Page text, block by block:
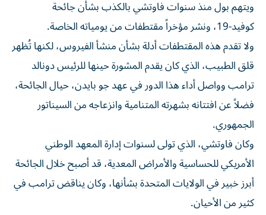
ويتهم بول منذ سنوات فاوتشي بالكذب بشأن جائحة
كوفيد-19، ونشر مؤخراً مقتطفات من يومياته الخاصة.
ولا تقدم هذه المقتطفات أدلة بشأن منشأ الفيروس، لكنها تُظهر
قلق الطبيب، الذي كان يقدم المشورة حينها للرئيس دونالد
ترامب وواصل أداء هذا الدور في عهد جو بايدن، حيال الجائحة،
فضلاً عن افتتانه بشهرته المتنامية وانزعاجه من السيناتور
الجمهوري.
وكان فاوتشي، الذي تولى لسنوات إدارة المعهد الوطني
الأمريكي للحساسية والأمراض المعدية، قد أصبح خلال الجائحة
أبرز خبير في الولايات المتحدة بشأنها، وكان يناقض ترامب في
كثير من الأحيان.